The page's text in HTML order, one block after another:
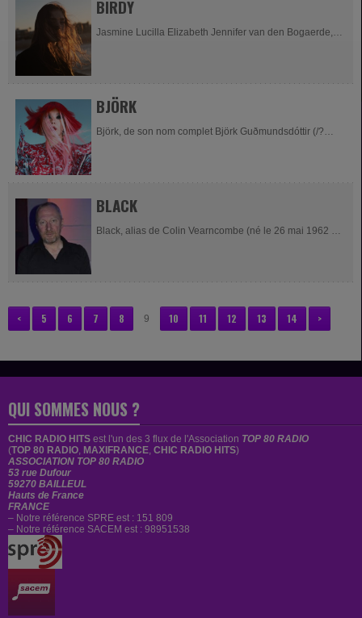
BIRDY
Jasmine Lucilla Elizabeth Jennifer van den Bogaerde,
BJÖRK
Björk, de son nom complet Björk Guðmundsdóttir (/?
BLACK
Black, alias de Colin Vearncombe (né le 26 mai 1962 à
< 5 6 7 8 9 10 11 12 13 14 >
QUI SOMMES NOUS ?
CHIC RADIO HITS est l'un des 3 flux de l'Association TOP 80 RADIO
(TOP 80 RADIO, MAXIFRANCE, CHIC RADIO HITS)
ASSOCIATION TOP 80 RADIO
53 rue Dufour
59270 BAILLEUL
Hauts de France
FRANCE
– Notre référence SPRE est : 151 809
– Notre référence SACEM est : 98951538